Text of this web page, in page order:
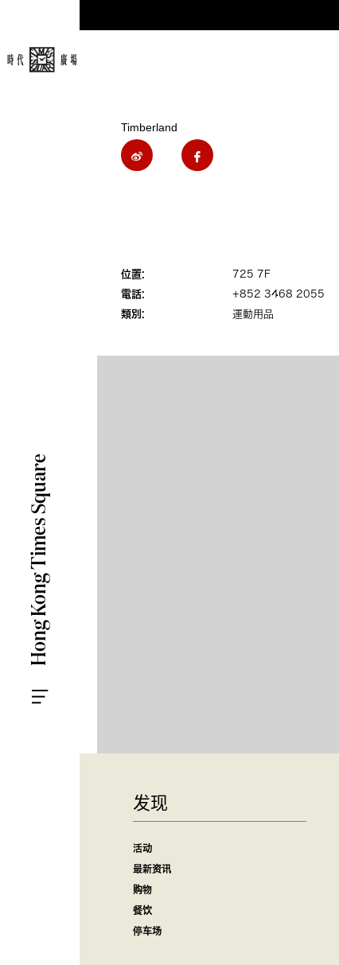
Timberland
位置:
725 7F
電話:
+852 3468 2055
類別:
運動用品
发现
活动
最新资讯
购物
餐饮
停车场